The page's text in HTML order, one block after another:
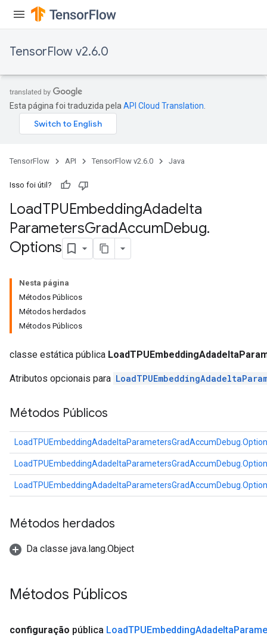
TensorFlow v2.6.0
Esta página foi traduzida pela API Cloud Translation
TensorFlow API TensorFlow v2.6.0 Java
Isso foi útil?
LoadTPUEmbeddingAdadelta
ParametersGradAccumDebug.
Options
Nesta página
Métodos Públicos
Métodos herdados
Métodos Públicos
classe estática pública
Atributos opcionais para
Métodos Públicos
Métodos herdados
Da classe java.lang.Object
Métodos Públicos
configuração pública LoadTPUEmbeddingAdadelta